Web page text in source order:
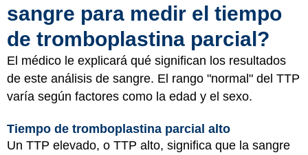
sangre para medir el tiempo
de tromboplastina parcial?
El médico le explicará qué significan los resultados
de este análisis de sangre. El rango "normal" del TTP
varía según factores como la edad y el sexo.
Tiempo de tromboplastina parcial alto
Un TTP elevado, o TTP alto, significa que la sangre